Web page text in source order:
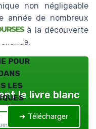
non négligeable
année de nombreux
à la découverte
pour
les
— 2026
le livre blanc
➔ Télécharger